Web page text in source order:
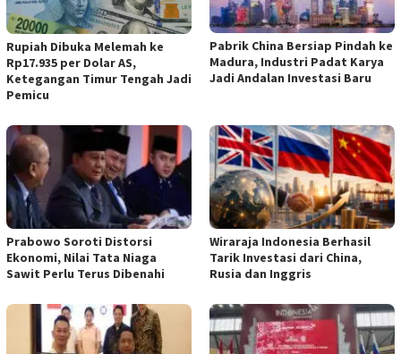
Rupiah Dibuka Melemah ke
Rp17.935 per Dolar AS,
Ketegangan Timur Tengah Jadi
Pemicu
Pabrik China Bersiap Pindah ke
Madura, Industri Padat Karya
Jadi Andalan Investasi Baru
Prabowo Soroti Distorsi
Ekonomi, Nilai Tata Niaga
Sawit Perlu Terus Dibenahi
Wiraraja Indonesia Berhasil
Tarik Investasi dari China,
Rusia dan Inggris